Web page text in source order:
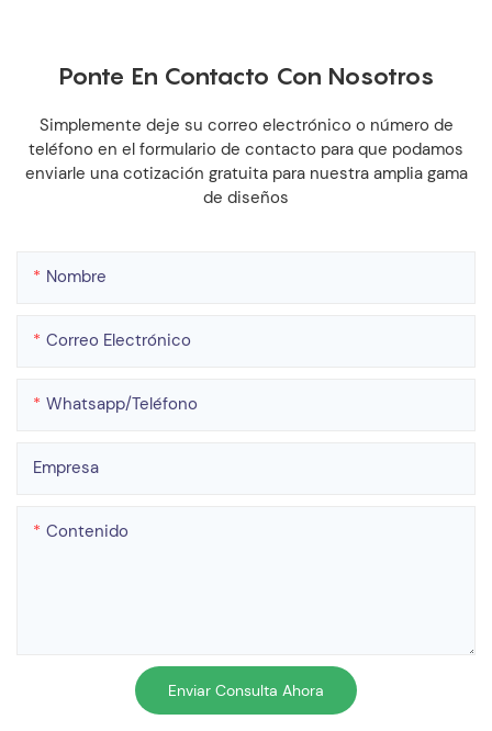
Ponte En Contacto Con Nosotros
Simplemente deje su correo electrónico o número de
teléfono en el formulario de contacto para que podamos
enviarle una cotización gratuita para nuestra amplia gama
de diseños
Nombre
Correo Electrónico
Whatsapp/teléfono
Empresa
Contenido
Enviar Consulta Ahora